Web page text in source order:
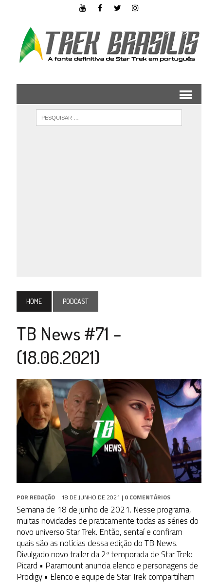
HOME PODCAST
TB News #71 –
(18.06.2021)
POR REDAÇÃO 18 DE JUNHO DE 2021 | 0 COMENTÁRIOS
Semana de 18 de junho de 2021. Nesse programa,
muitas novidades de praticamente todas as séries do
novo universo Star Trek. Então, sentaí e confiram
quais são as notícias dessa edição do TB News.
Divulgado novo trailer da 2ª temporada de Star Trek:
Picard • Paramount anuncia elenco e personagens de
Prodigy • Elenco e equipe de Star Trek compartilham